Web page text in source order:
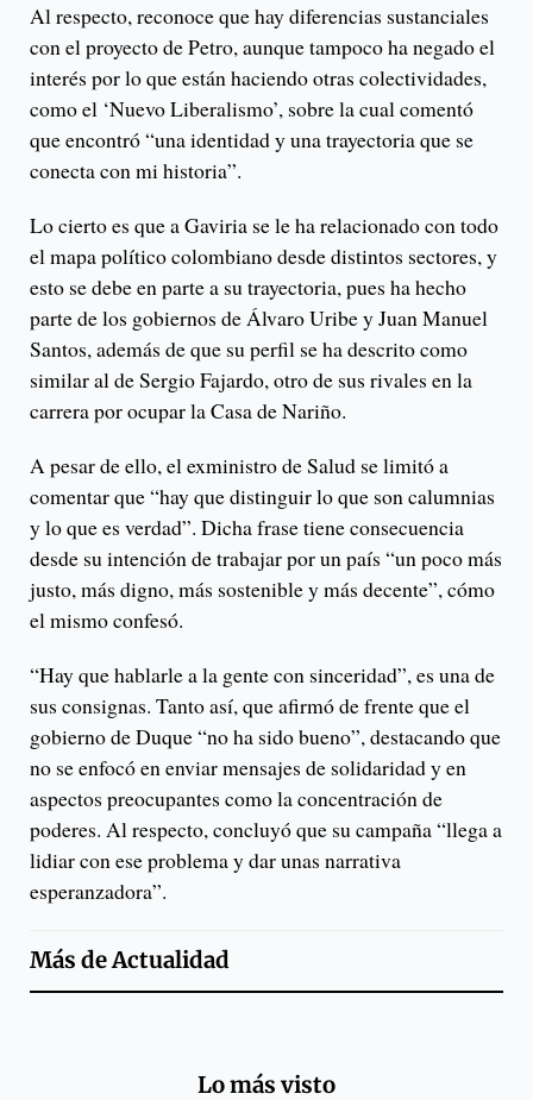
Al respecto, reconoce que hay diferencias sustanciales
con el proyecto de Petro, aunque tampoco ha negado el
interés por lo que están haciendo otras colectividades,
como el ‘Nuevo Liberalismo’, sobre la cual comentó
que encontró “una identidad y una trayectoria que se
conecta con mi historia”.
Lo cierto es que a Gaviria se le ha relacionado con todo
el mapa político colombiano desde distintos sectores, y
esto se debe en parte a su trayectoria, pues ha hecho
parte de los gobiernos de Álvaro Uribe y Juan Manuel
Santos, además de que su perfil se ha descrito como
similar al de Sergio Fajardo, otro de sus rivales en la
carrera por ocupar la Casa de Nariño.
A pesar de ello, el exministro de Salud se limitó a
comentar que “hay que distinguir lo que son calumnias
y lo que es verdad”. Dicha frase tiene consecuencia
desde su intención de trabajar por un país “un poco más
justo, más digno, más sostenible y más decente”, cómo
el mismo confesó.
“Hay que hablarle a la gente con sinceridad”, es una de
sus consignas. Tanto así, que afirmó de frente que el
gobierno de Duque “no ha sido bueno”, destacando que
no se enfocó en enviar mensajes de solidaridad y en
aspectos preocupantes como la concentración de
poderes. Al respecto, concluyó que su campaña “llega a
lidiar con ese problema y dar unas narrativa
esperanzadora”.
Más deActualidad
Lo más visto